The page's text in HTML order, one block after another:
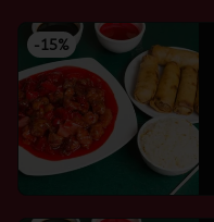
-15%